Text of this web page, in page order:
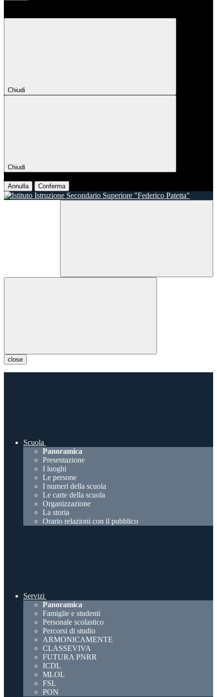
Chiudi
Chiudi
Annulla Conferma
close
Scuola
Panoramica
Presentazione
I luoghi
Le persone
I numeri della scuola
Le carte della scuola
Organizzazione
La storia
Orario relazioni con il pubblico
Servizi
Panoramica
Famiglie e studenti
Personale scolastico
Percorsi di studio
ARMONICAMENTE
CLASSEVIVA
FUTURA PNRR
ICDL
MLOL
FSL
PON